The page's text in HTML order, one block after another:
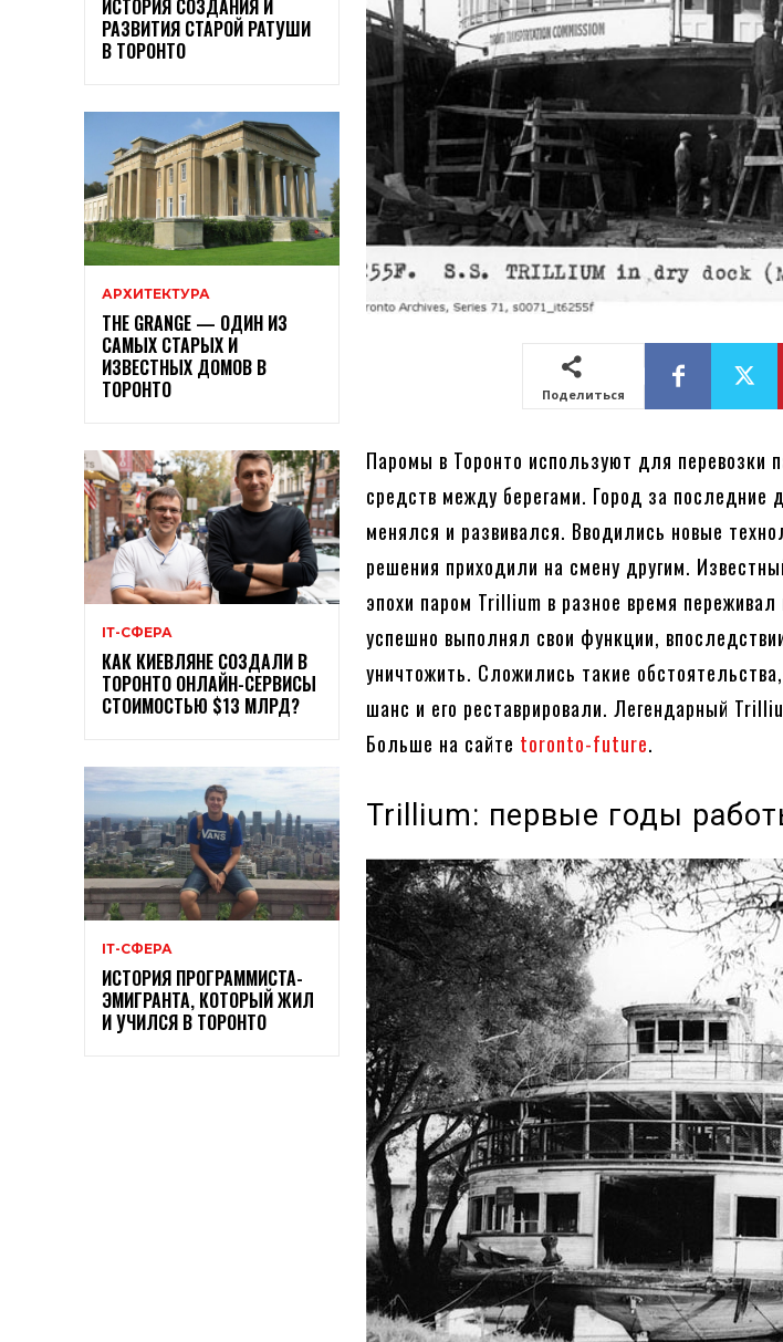
ИСТОРИЯ СОЗДАНИЯ И
РАЗВИТИЯ СТАРОЙ РАТУШИ
В ТОРОНТО
АРХИТЕКТУРА
THE GRANGE — ОДИН ИЗ
САМЫХ СТАРЫХ И
ИЗВЕСТНЫХ ДОМОВ В
ТОРОНТО
ІТ-СФЕРА
КАК КИЕВЛЯНЕ СОЗДАЛИ В
ТОРОНТО ОНЛАЙН-СЕРВИСЫ
СТОИМОСТЬЮ $13 МЛРД?
ІТ-СФЕРА
ИСТОРИЯ ПРОГРАММИСТА-
ЭМИГРАНТА, КОТОРЫЙ ЖИЛ
И УЧИЛСЯ В ТОРОНТО
Поделиться
Паромы в Торонто используют для перевозки
средств между берегами. Город за последние
менялся и развивался. Вводились новые
решения приходили на смену другим.
эпохи паром Trillium в разное время
успешно выполнял свои функции,
уничтожить. Сложились такие
шанс и его реставрировали. Легендарный
Больше на сайте toronto-future.
Trillium: первые годы